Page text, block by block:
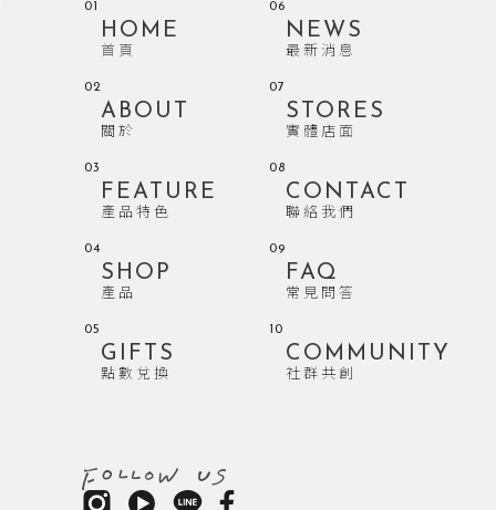
01
HOME
首頁
02
ABOUT
關於
03
FEATURE
產品特色
04
SHOP
產品
05
GIFTS
點數兌換
06
NEWS
最新消息
07
STORES
實體店面
08
CONTACT
聯絡我們
09
FAQ
常見問答
10
COMMUNITY
社群共創